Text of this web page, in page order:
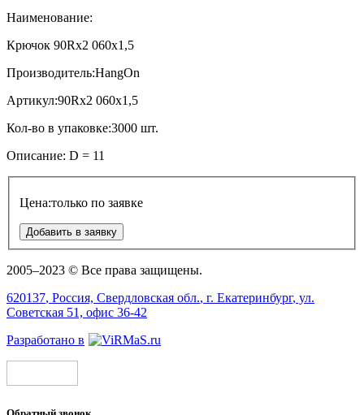
Наименование:
Крючок 90Rx2 060x1,5
Производитель:HangOn
Артикул:90Rx2 060x1,5
Кол-во в упаковке:3000 шт.
Описание: D = 11
Цена:только по заявке
Добавить в заявку
2005–2023 © Все права защищены.
620137, Россия, Свердловская обл., г. Екатеринбург, ул.
Советская 51, офис 36-42
Разработано в